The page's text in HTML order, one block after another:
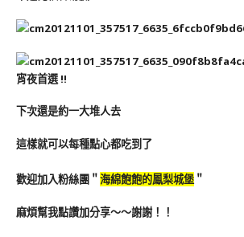
宵夜首選 !!
下次還是約一大堆人去
這樣就可以每種點心都吃到了
歡迎加入粉絲團＂海綿飽飽的鳳梨城堡 ＂
麻煩幫我點讚加分享～～謝謝！！